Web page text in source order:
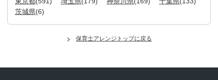
茨城県(6)
保育士アレンジトップに戻る